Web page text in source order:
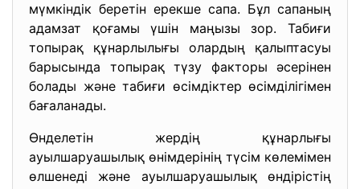
мүмкіндік беретін ерекше сапа. Бұл сапаның
адамзат қоғамы үшін маңызы зор. Табиғи
топырақ құнарлылығы олардың қалыптасуы
барысында топырақ түзу факторы әсерінен
болады және табиғи өсімдіктер өсімділігімен
бағаланады.
Өнделетін жердің құнарлығы
ауылшаруашылық өнімдерінің түсім көлемімен
өлшенеді және ауылшаруашылық өндірістің